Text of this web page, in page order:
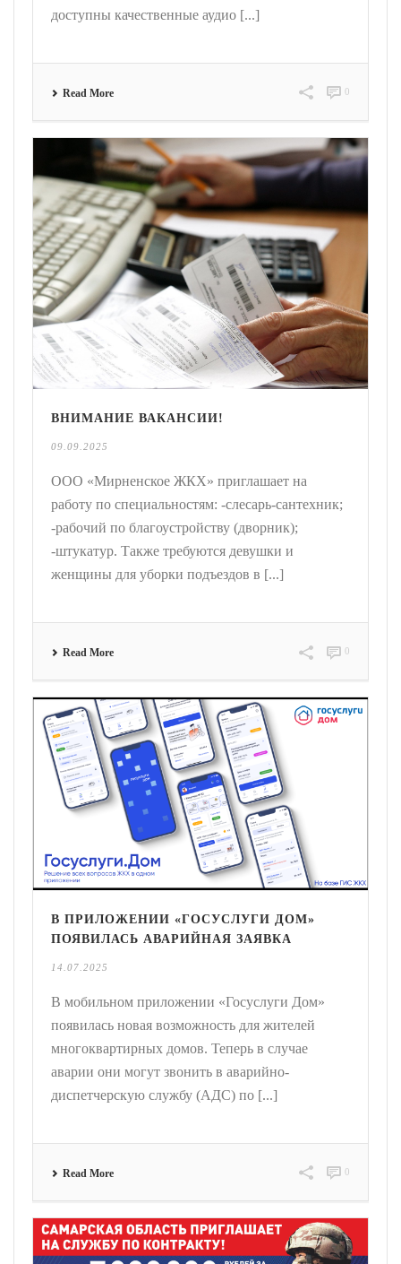
доступны качественные аудио [...]
Read More 0
ВНИМАНИЕ ВАКАНСИИ!
09.09.2025
ООО «Мирненское ЖКХ» приглашает на
работу по специальностям: -слесарь-сантехник;
-рабочий по благоустройству (дворник);
-штукатур. Также требуются девушки и
женщины для уборки подъездов в [...]
Read More 0
В ПРИЛОЖЕНИИ «ГОСУСЛУГИ ДОМ»
ПОЯВИЛАСЬ АВАРИЙНАЯ ЗАЯВКА
14.07.2025
В мобильном приложении «Госуслуги Дом»
появилась новая возможность для жителей
многоквартирных домов. Теперь в случае
аварии они могут звонить в аварийно-
диспетчерскую службу (АДС) по [...]
Read More 0